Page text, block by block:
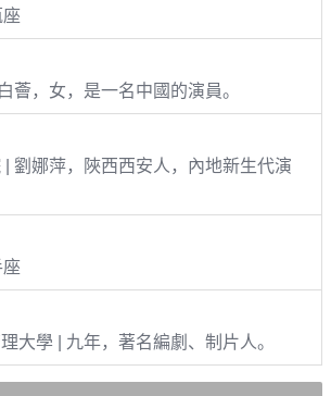
薈，女，是一名中國的演員。
劉娜萍，陜西西安人，內地新生代演
大學 | 九年，著名編劇、制片人。